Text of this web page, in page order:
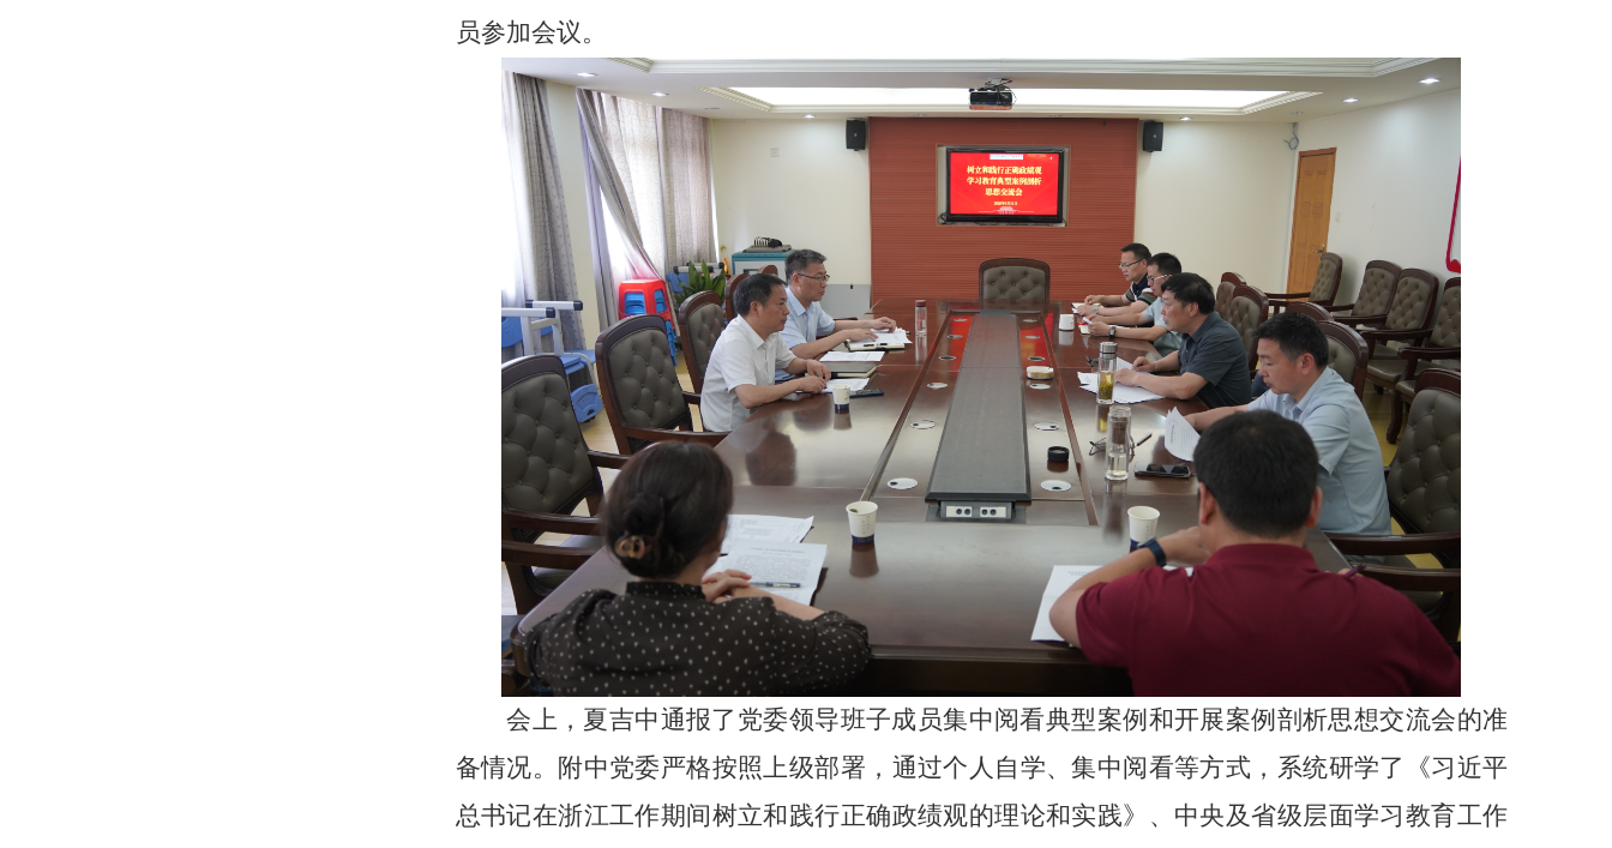
员参加会议。
会上，夏吉中通报了党委领导班子成员集中阅看典型案例和开展案例剖析思想交流会的准
备情况。附中党委严格按照上级部署，通过个人自学、集中阅看等方式，系统研学了《习近平
总书记在浙江工作期间树立和践行正确政绩观的理论和实践》、中央及省级层面学习教育工作